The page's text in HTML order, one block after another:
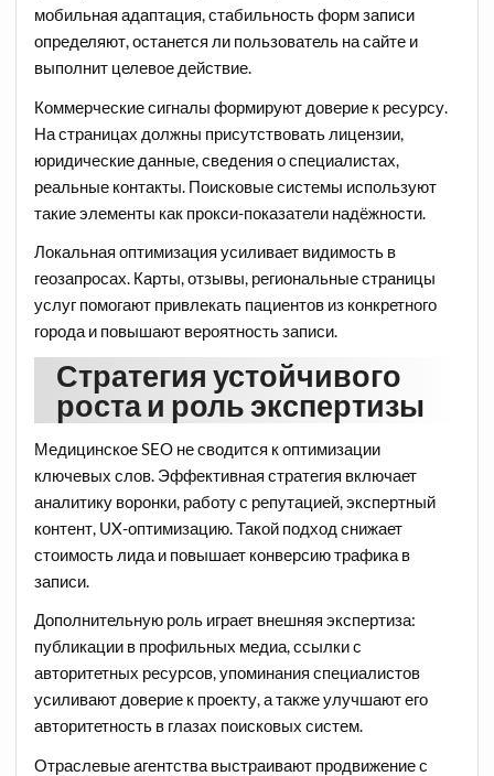
мобильная адаптация, стабильность форм записи
определяют, останется ли пользователь на сайте и
выполнит целевое действие.
Коммерческие сигналы формируют доверие к ресурсу.
На страницах должны присутствовать лицензии,
юридические данные, сведения о специалистах,
реальные контакты. Поисковые системы используют
такие элементы как прокси-показатели надёжности.
Локальная оптимизация усиливает видимость в
геозапросах. Карты, отзывы, региональные страницы
услуг помогают привлекать пациентов из конкретного
города и повышают вероятность записи.
Стратегия устойчивого
роста и роль экспертизы
Медицинское SEO не сводится к оптимизации
ключевых слов. Эффективная стратегия включает
аналитику воронки, работу с репутацией, экспертный
контент, UX-оптимизацию. Такой подход снижает
стоимость лида и повышает конверсию трафика в
записи.
Дополнительную роль играет внешняя экспертиза:
публикации в профильных медиа, ссылки с
авторитетных ресурсов, упоминания специалистов
усиливают доверие к проекту, а также улучшают его
авторитетность в глазах поисковых систем.
Отраслевые агентства выстраивают продвижение с